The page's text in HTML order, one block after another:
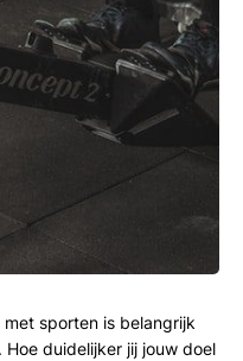
sporten is belangrijk
duidelijker jij jouw doel